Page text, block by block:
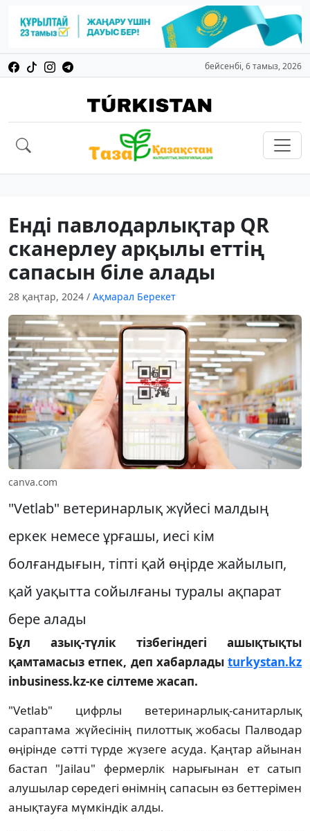
бейсенбі, 6 тамыз, 2026
Енді павлодарлықтар QR
сканерлеу арқылы еттің
сапасын біле алады
28 қаңтар, 2024 / Ақмарал Берекет
canva.com
"Vetlab" ветеринарлық жүйесі малдың
еркек немесе ұрғашы, иесі кім
болғандығын, тіпті қай өңірде жайылып,
қай уақытта сойылғаны туралы ақпарат
бере алады
Бұл азық-түлік тізбегіндегі ашықтықты
қамтамасыз етпек, деп хабарлады turkystan.kz
inbusiness.kz-ке сілтеме жасап.
"Vetlab" цифрлы ветеринарлық-санитарлық
сараптама жүйесінің пилоттық жобасы Палводар
өңірінде сәтті түрде жүзеге асуда. Қаңтар айынан
бастап "Jailau" фермерлік нарығынан ет сатып
алушылар сөредегі өнімнің сапасын өз беттерімен
анықтауға мүмкіндік алды.